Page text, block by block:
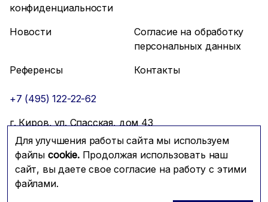
Для улучшения работы сайта мы используем
файлы cookie.Продолжая использовать наш
сайт, вы даете свое согласие на работу с этими
файлами.
конфиденциальности
Новости
Согласие на обработку
персональных данных
Референсы
Контакты
+7 (495) 122-22-62
г. Киров, ул. Спасская, дом 43
info@mfmc.ru
Связаться с нами